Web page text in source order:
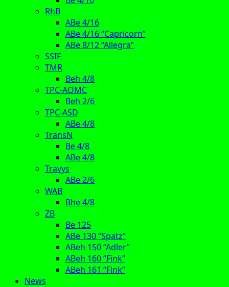
RhB
ABe 4/16
ABe 4/16 “Capricorn”
ABe 8/12 “Allegra”
SSIF
TMR
Beh 4/8
TPC-AOMC
Beh 2/6
TPC-ASD
ABe 4/8
TransN
Be 4/8
ABe 4/8
Travys
ABe 2/6
WAB
Bhe 4/8
ZB
Be 125
ABe 130 “Spatz”
ABeh 150 “Adler”
ABeh 160 “Fink”
ABeh 161 “Fink”
News